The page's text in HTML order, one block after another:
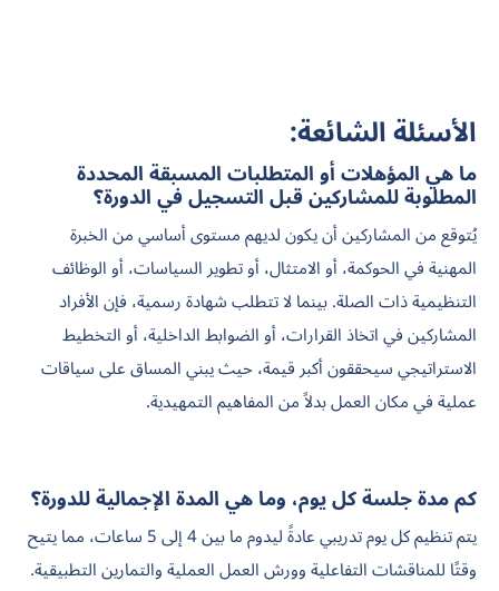
الأسئلة الشائعة:
ما هي المؤهلات أو المتطلبات المسبقة المحددة
المطلوبة للمشاركين قبل التسجيل في الدورة؟
يُتوقع من المشاركين أن يكون لديهم مستوى أساسي من الخبرة
المهنية في الحوكمة، أو الامتثال، أو تطوير السياسات، أو الوظائف
التنظيمية ذات الصلة. بينما لا تتطلب شهادة رسمية، فإن الأفراد
المشاركين في اتخاذ القرارات، أو الضوابط الداخلية، أو التخطيط
الاستراتيجي سيحققون أكبر قيمة، حيث يبني المساق على سياقات
عملية في مكان العمل بدلاً من المفاهيم التمهيدية.
كم مدة جلسة كل يوم، وما هي المدة الإجمالية للدورة؟
يتم تنظيم كل يوم تدريبي عادةً ليدوم ما بين 4 إلى 5 ساعات، مما يتيح
وقتًا للمناقشات التفاعلية وورش العمل العملية والتمارين التطبيقية.